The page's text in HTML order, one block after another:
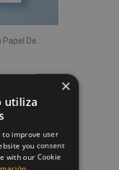
De...
favorite_border
×
utiliza
to improve user
you consent
with our Cookie